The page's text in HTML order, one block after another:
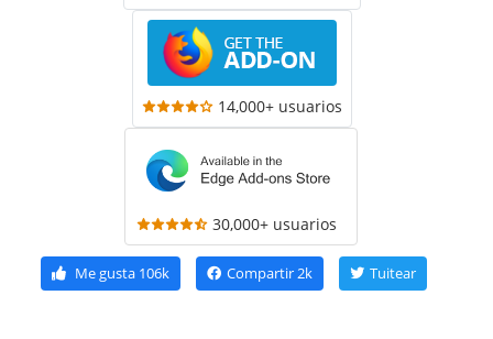
14,000+ usuarios
30,000+ usuarios
Me gusta106k Compartir2k Tuitear